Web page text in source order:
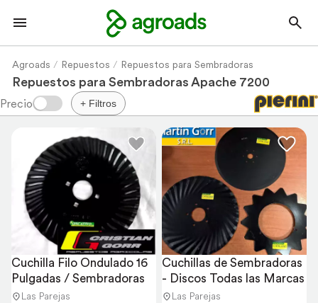
Agroads Repuestos Repuestos para Sembradoras
Repuestos para Sembradoras Apache 7200
+ Filtros
Cuchilla Filo Ondulado 16
Pulgadas / Sembradoras
Las Parejas
Cuchillas de Sembradoras
- Discos Todas las Marcas
Las Parejas